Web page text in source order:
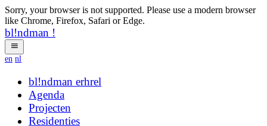
Sorry, your browser is not supported. Please use a modern browser
like Chrome, Firefox, Safari or Edge.
bl!ndman !
en nl
bl!ndman strings
Agenda
Projecten
Residenties